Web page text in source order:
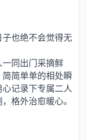
也绝不会觉得无
同出门采摘鲜
简单单的相处瞬
记录下专属二人
格外治愈暖心。